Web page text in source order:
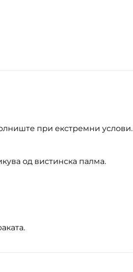
при екстремни услови.
од вистинска палма.